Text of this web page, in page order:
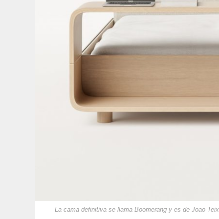
La cama definitiva se llama Boomerang y es de Joao